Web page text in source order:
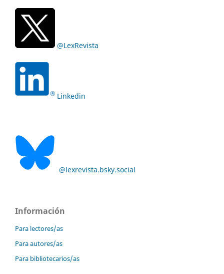
@LexRevista
Linkedin
@lexrevista.bsky.social
Información
Para lectores/as
Para autores/as
Para bibliotecarios/as